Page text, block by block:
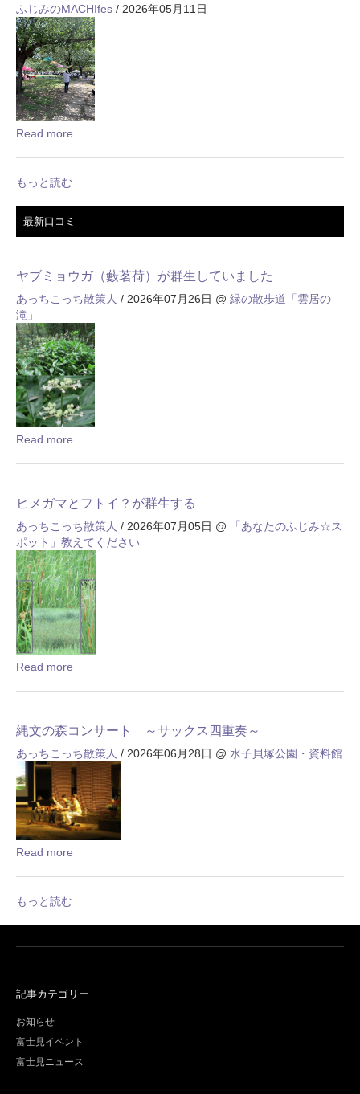
ふじみのMACHIfes / 2026年05月11日
Read more
もっと読む
最新口コミ
ヤブミョウガ（藪茗荷）が群生していました
あっちこっち散策人 / 2026年07月26日 @ 緑の散歩道「雲居の
滝」
Read more
ヒメガマとフトイ？が群生する
あっちこっち散策人 / 2026年07月05日 @
「あなたのふじみ☆ス
ポット」教えてください
Read more
縄文の森コンサート ～サックス四重奏～
あっちこっち散策人 / 2026年06月28日 @ 水子貝塚公園・資料館
Read more
もっと読む
記事カテゴリー
お知らせ
富士見イベント
富士見ニュース